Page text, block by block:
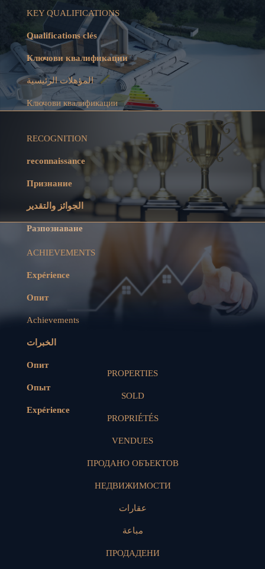
KEY QUALIFICATIONS
Qualifications clés
Ключови квалификации
المؤهلات الرئيسية
Ключови квалификации
RECOGNITION
reconnaissance
Признание
الجوائز والتقدير
Разпознаване
ACHIEVEMENTS
Expérience
Опит
Achievements
الخبرات
Опит
Опыт
Expérience
PROPERTIES
SOLD
PROPRIÉTÉS
VENDUES
ПРОДАНО ОБЪЕКТОВ
НЕДВИЖИМОСТИ
عقارات
مباعة
ПРОДАДЕНИ